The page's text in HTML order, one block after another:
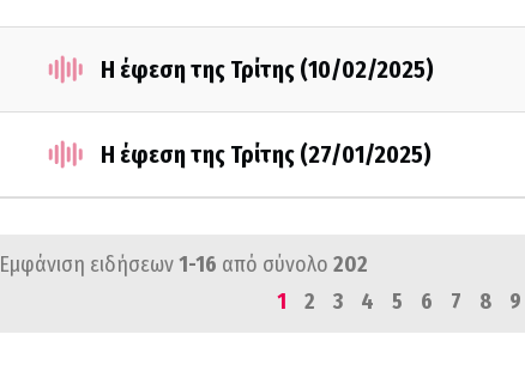
Η έφεση της Τρίτης (10/02/2025)
Η έφεση της Τρίτης (27/01/2025)
Εμφάνιση ειδήσεων1-16 από σύνολο 202
1
2 3 4 5 6 7 8 9